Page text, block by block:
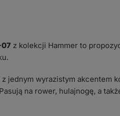
07 z kolekcji Hammer to
jednym wyrazistym akcentem
na rower, hulajnogę, a